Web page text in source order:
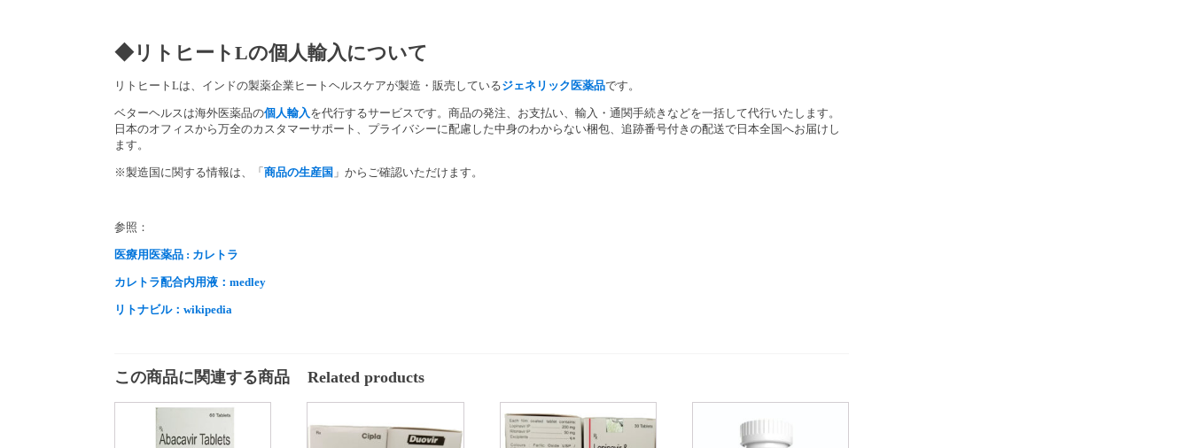
◆リトヒートLの個人輸入について
リトヒートLは、インドの製薬企業ヒートヘルスケアが製造・販売しているジェネリック医薬品です。
ベターヘルスは海外医薬品の個人輸入 を代行するサービスです。商品の発注、お支払い、輸入・通関手続きなどを一括して代行いたします。
日本のオフィスから万全のカスタマーサポート、プライバシーに配慮した中身のわからない梱包、追跡番号付きの配送で日本全国へお届けし
ます。
※製造国に関する情報は、「商品の生産国 」からご確認いただけます。
参照：
医療用医薬品 : カレトラ
カレトラ配合内用液：medley
リトナビル：wikipedia
この商品に関連する商品 Related products